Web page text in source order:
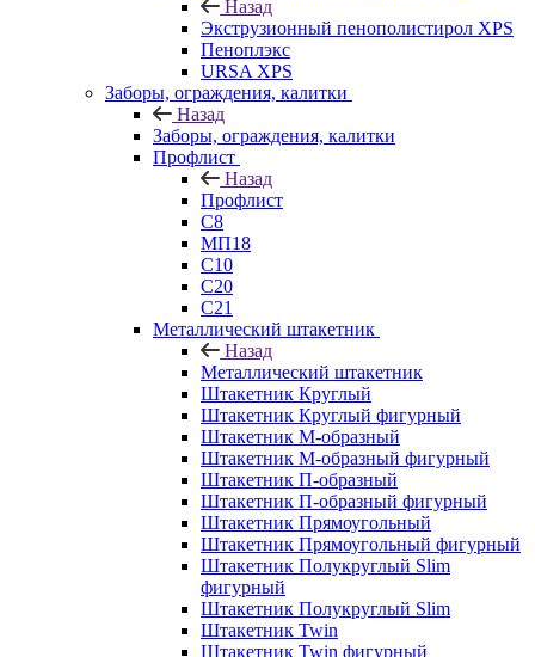
Назад
Экструзионный пенополистирол XPS
Пеноплэкс
URSA XPS
Заборы, ограждения, калитки
Назад
Заборы, ограждения, калитки
Профлист
Назад
Профлист
С8
МП18
С10
С20
С21
Металлический штакетник
Назад
Металлический штакетник
Штакетник Круглый
Штакетник Круглый фигурный
Штакетник М-образный
Штакетник М-образный фигурный
Штакетник П-образный
Штакетник П-образный фигурный
Штакетник Прямоугольный
Штакетник Прямоугольный фигурный
Штакетник Полукруглый Slim
фигурный
Штакетник Полукруглый Slim
Штакетник Twin
Штакетник Twin фигурный